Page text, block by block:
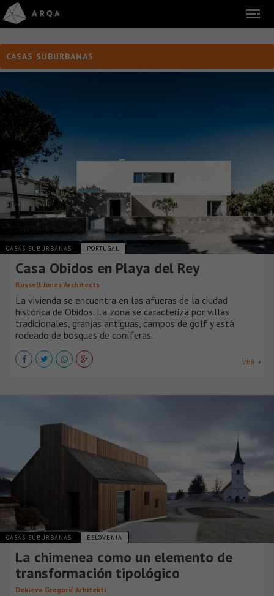
CASAS SUBURBANAS
CASAS SUBURBANAS PORTUGAL
Casa Obidos en Playa del Rey
Russell Jones Architects
La vivienda se encuentra en las afueras de la ciudad
histórica de Obidos. La zona se caracteriza por villas
tradicionales, granjas antiguas, campos de golf y está
rodeado de bosques de coníferas.
VER +
CASAS SUBURBANAS ESLOVENIA
La chimenea como un elemento de
transformación tipológico
Dekleva Gregorič Arhitekti